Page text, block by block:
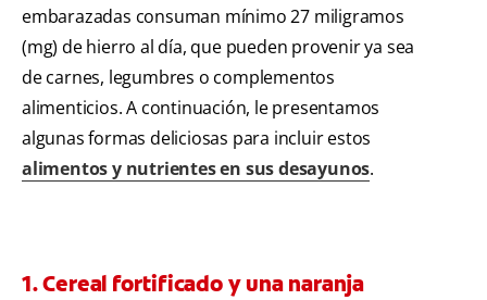
embarazadas consuman mínimo 27 miligramos
(mg) de hierro al día, que pueden provenir ya sea
de carnes, legumbres o complementos
alimenticios. A continuación, le presentamos
algunas formas deliciosas para incluir estos
alimentos y nutrientes en sus desayunos.
1. Cereal fortificado y una naranja